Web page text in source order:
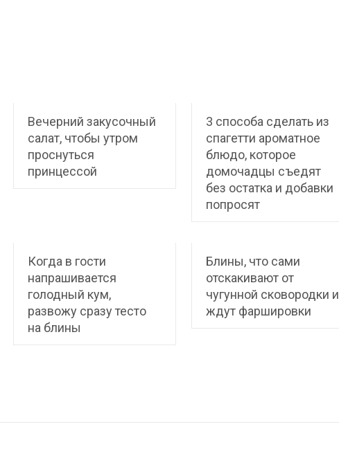
Вечерний закусочный
салат, чтобы утром
проснуться
принцессой
3 способа сделать из
спагетти ароматное
блюдо, которое
домочадцы съедят
без остатка и добавки
попросят
Когда в гости
напрашивается
голодный кум,
развожу сразу тесто
на блины
Блины, что сами
отскакивают от
чугунной сковородки и
ждут фаршировки